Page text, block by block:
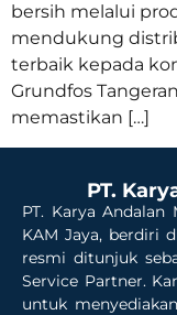
bersih melalui
mendukung
terbaik kepada
Grundfos
memastikan […]
PT.
PT. Karya Andalan
KAM Jaya, berdiri
resmi ditunjuk
Service Partner.
untuk